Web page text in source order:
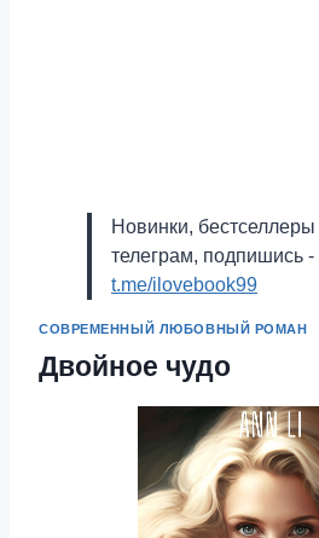
Новинки,
телеграм, подпишись -
t.me/ilovebook99
СОВРЕМЕННЫЙ ЛЮБОВНЫЙ РОМАН
Двойное чудо